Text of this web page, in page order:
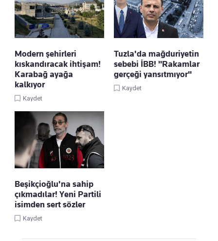
Modern şehirleri
kıskandıracak ihtişam!
Karabağ ayağa
kalkıyor
Kaydet
Tuzla'da mağduriyetin
sebebi İBB! "Rakamlar
gerçeği yansıtmıyor"
Kaydet
Beşikçioğlu'na sahip
çıkmadılar! Yeni Partili
isimden sert sözler
Kaydet